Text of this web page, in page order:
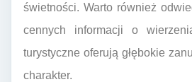
świetności. Warto również
cennych informacji o
turystyczne oferują głębokie
charakter.